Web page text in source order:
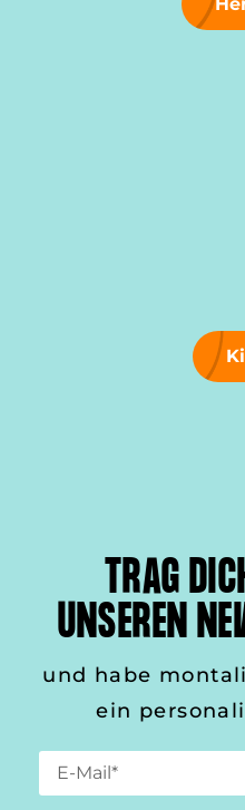
TRAG
UNSEREN
und habe
ein